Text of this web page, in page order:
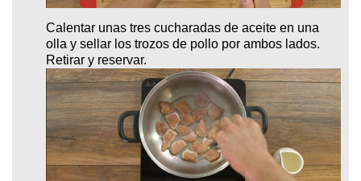
Calentar unas tres cucharadas de aceite en una
olla y sellar los trozos de pollo por ambos lados.
Retirar y reservar.